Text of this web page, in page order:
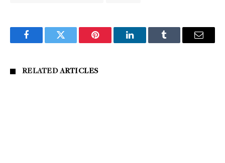
FacebookTwitter Pinterest LinkedInTumblr Email
RELATEDARTICLES